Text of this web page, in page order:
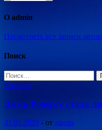
О admin
Посмотреть все записи
Поиск
Найти:
Красота
Эмма Робертс стала
31.01.2020 - от admin